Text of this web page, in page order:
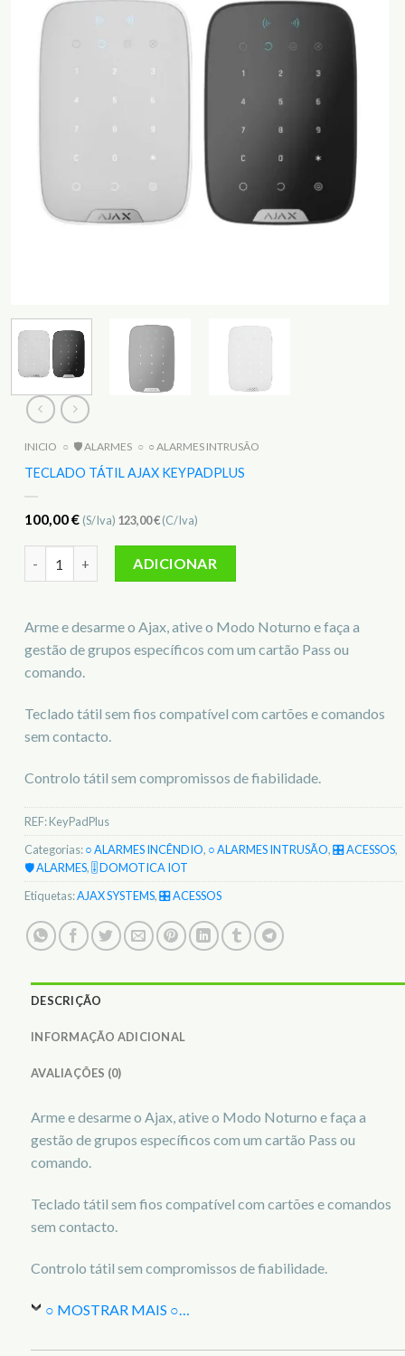
INICIO ○ 🛡️ ALARMES ○ ○ ALARMES INTRUSÃO
TECLADO TÁTIL AJAX KEYPADPLUS
100,00€ (S/Iva) 123,00€(C/Iva)
ADICIONAR
Arme e desarme o Ajax, ative o Modo Noturno e faça a
gestão de grupos específicos com um cartão Pass ou
comando.
Teclado tátil sem fios compatível com cartões e comandos
sem contacto.
Controlo tátil sem compromissos de fiabilidade.
REF:KeyPadPlus
Categorias:○ ALARMES INCÊNDIO, ○ ALARMES INTRUSÃO,🎛️ ACESSOS,
🛡️ ALARMES, 🎚️ DOMOTICA IOT
Etiquetas:AJAX SYSTEMS,🎛️ ACESSOS
DESCRIÇÃO
INFORMAÇÃO ADICIONAL
AVALIAÇÕES (0)
Arme e desarme o Ajax, ative o Modo Noturno e faça a
gestão de grupos específicos com um cartão Pass ou
comando.
Teclado tátil sem fios compatível com cartões e comandos
sem contacto.
Controlo tátil sem compromissos de fiabilidade.
○ MOSTRAR MAIS ○